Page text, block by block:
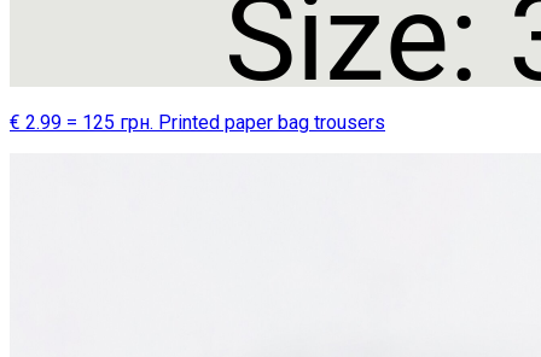
€ 2.99 = 125 грн. Printed paper bag trousers